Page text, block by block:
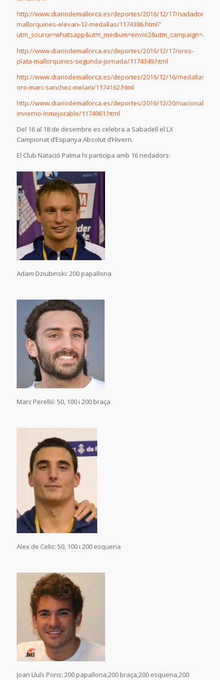
http://www.diariodemallorca.es/deportes/2016/12/17/nadadores-
mallorquines-elevan-12-medallas/1174386.html?
http://www.diariodemallorca.es/deportes/2016/12/17/oros-
plata-mallorquines-segunda-jornada/1174349.html
http://www.diariodemallorca.es/deportes/2016/12/16/medallas-
oro-marc-sanchez-melani/1174162.html
http://www.diariodemallorca.es/deportes/2016/12/20/nacional-
invierno-inmejorable/1174961.html
Del 16 al 18 de desembre es celebra a Sabadell el LX
Campionat d’Espanya Absolut d’Hivern.
El Club Natació Palma hi participa amb 16 nedadors:
Adam Dziubinski: 200 papallona
Marc Perelló: 50, 100 i 200 braça
Alex de Celis: 50, 100 i 200 esquena
Joan Lluís Pons: 200 papallona,200 braça,200 esquena,200